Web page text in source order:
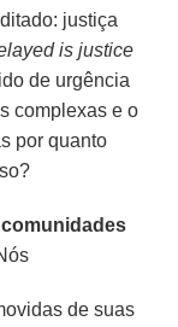
justiça
is justice
de urgência
complexas e o
por quanto
de suas